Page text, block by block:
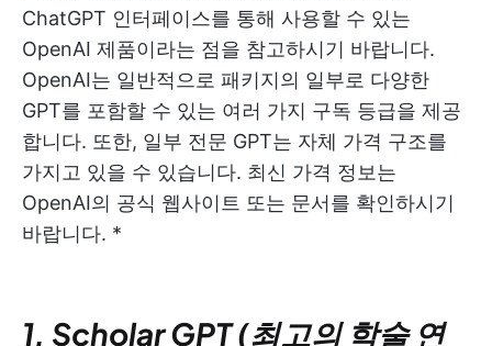
ChatGPT 인터페이스를 통해 사용할 수 있는
OpenAI 제품이라는 점을 참고하시기 바랍니다.
OpenAI는 일반적으로 패키지의 일부로 다양한
GPT를 포함할 수 있는 여러 가지 구독 등급을 제공
합니다. 또한, 일부 전문 GPT는 자체 가격 구조를
가지고 있을 수 있습니다. 최신 가격 정보는
OpenAI의 공식 웹사이트 또는 문서를 확인하시기
바랍니다. *
1. Scholar GPT (최고의 학술 연